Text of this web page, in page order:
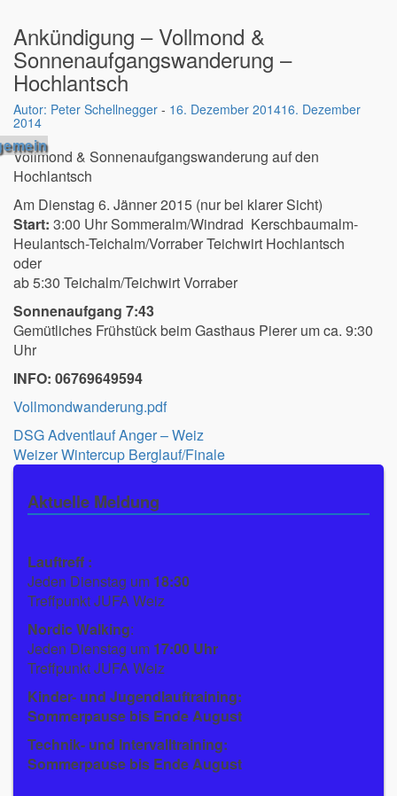
Ankündigung – Vollmond &
Sonnenaufgangswanderung –
Hochlantsch
Peter Schellnegger - 16. Dezember 201416. Dezember
2014
Vollmond & Sonnenaufgangswanderung auf den
Hochlantsch
Am Dienstag 6. Jänner 2015 (nur bei klarer Sicht)
Start: 3:00 Uhr Sommeralm/Windrad Kerschbaumalm-
Heulantsch-Teichalm/Vorraber Teichwirt Hochlantsch
oder
ab 5:30 Teichalm/Teichwirt Vorraber
Sonnenaufgang 7:43
Gemütliches Frühstück beim Gasthaus Pierer um ca. 9:30
Uhr
INFO: 06769649594
Vollmondwanderung.pdf
Beitragsnavigation
DSG Adventlauf Anger – Weiz
Weizer Wintercup Berglauf/Finale
Aktuelle Meldung
Lauftreff :
Jeden Dienstag um 18:30
Treffpunkt JUFA Weiz
Nordic Walking:
Jeden Dienstag um 17:00 Uhr
Treffpunkt JUFA Weiz
Kinder- und Jugendlauftraining:
Sommerpause bis Ende August
Technik- und Intervalltraining:
Sommerpause bis Ende August